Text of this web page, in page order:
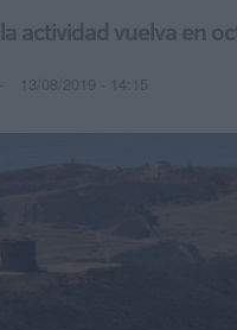
actividad vuelva en
13/08/2019 - 14:15